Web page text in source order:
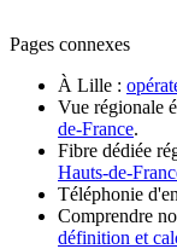
Pages connexes
À Lille :
Vue régionale
de-France.
Fibre dédiée
Hauts-de-
Téléphonie
Comprendre
définition et